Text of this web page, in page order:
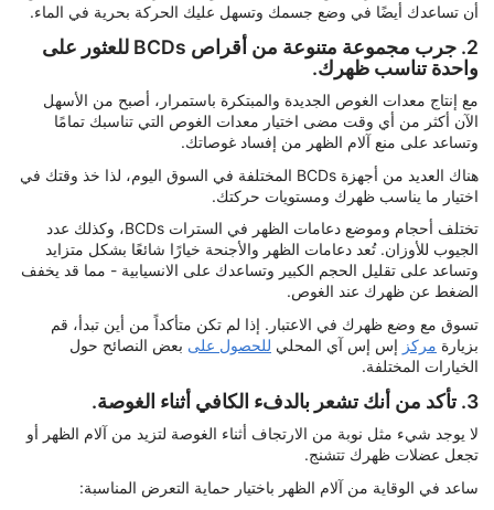
أن تساعدك أيضًا في وضع جسمك وتسهل عليك الحركة بحرية في الماء.
2. جرب مجموعة متنوعة من أقراص BCDs للعثور على
واحدة تناسب ظهرك.
مع إنتاج معدات الغوص الجديدة والمبتكرة باستمرار، أصبح من الأسهل
الآن أكثر من أي وقت مضى اختيار معدات الغوص التي تناسبك تمامًا
وتساعد على منع آلام الظهر من إفساد غوصاتك.
هناك العديد من أجهزة BCDs المختلفة في السوق اليوم، لذا خذ وقتك في
اختيار ما يناسب ظهرك ومستويات حركتك.
تختلف أحجام وموضع دعامات الظهر في السترات BCDs، وكذلك عدد
الجيوب للأوزان. تُعد دعامات الظهر والأجنحة خيارًا شائعًا بشكل متزايد
وتساعد على تقليل الحجم الكبير وتساعدك على الانسيابية - مما قد يخفف
الضغط عن ظهرك عند الغوص.
تسوق مع وضع ظهرك في الاعتبار. إذا لم تكن متأكداً من أين تبدأ، قم
بزيارة مركز إس إس آي المحلي للحصول على بعض النصائح حول
الخيارات المختلفة.
3. تأكد من أنك تشعر بالدفء الكافي أثناء الغوصة.
لا يوجد شيء مثل نوبة من الارتجاف أثناء الغوصة لتزيد من آلام الظهر أو
تجعل عضلات ظهرك تتشنج.
ساعد في الوقاية من آلام الظهر باختيار حماية التعرض المناسبة: